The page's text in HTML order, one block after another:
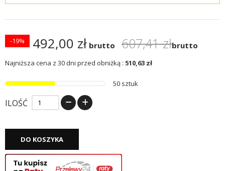
492,00 zł brutto 607,41 złbrutto
-19%
Najniższa cena z 30 dni przed obniżką : 510,63 zł
50 sztuk
ILOŚĆ
DO KOSZYKA